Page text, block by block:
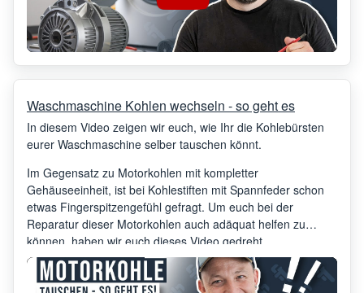
Waschmaschine Kohlen wechseln - so geht es
In diesem Video zeigen wir euch, wie Ihr die Kohlebürsten
eurer Waschmaschine selber tauschen könnt.
Im Gegensatz zu Motorkohlen mit kompletter
Gehäuseeinheit, ist bei Kohlestiften mit Spannfeder schon
etwas Fingerspitzengefühl gefragt. Um euch bei der
Reparatur dieser Motorkohlen auch adäquat helfen zu
können, haben wir euch dieses Video gedreht…